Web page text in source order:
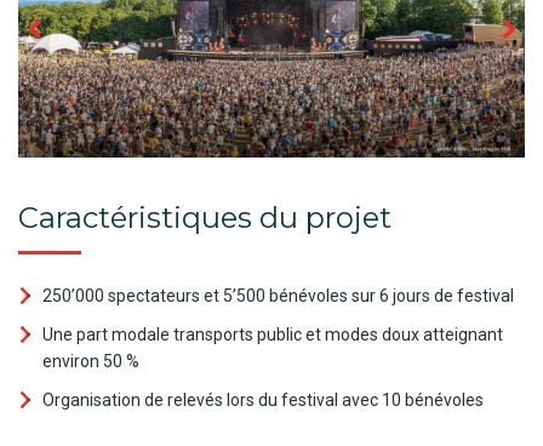
Caractéristiques du projet
250’000 spectateurs et 5’500 bénévoles sur 6 jours de festival
Une part modale transports public et modes doux atteignant
environ 50 %
Organisation de relevés lors du festival avec 10 bénévoles